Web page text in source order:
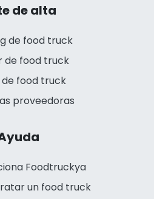
de alta
de food truck
de food truck
food truck
proveedoras
Foodtruckya
un food truck